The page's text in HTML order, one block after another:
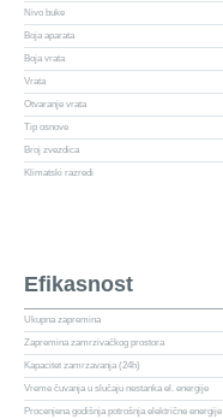
Nivo buke
Boja aparata
Boja vrata
Vrata
Otvaranje vrata
Tip osnove
Broj zvezdica
Klimatski razredi
Efikasnost
Ukupna zapremina
Zapremina zamrzivačkog prostora
Kapacitet zamrzavanja (24h)
Vreme čuvanja u slučaju nestanka el. energije
Procenjena godišnja potrošnja električne energije